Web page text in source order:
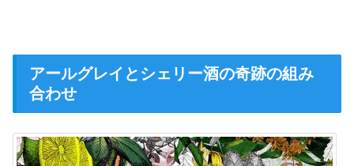
アールグレイとシェリー酒の奇跡の組み
合わせ